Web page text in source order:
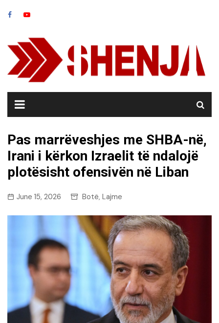
Pas marrëveshjes me SHBA-në,
Irani i kërkon Izraelit të ndalojë
plotësisht ofensivën në Liban
June 15, 2026 Botë, Lajme